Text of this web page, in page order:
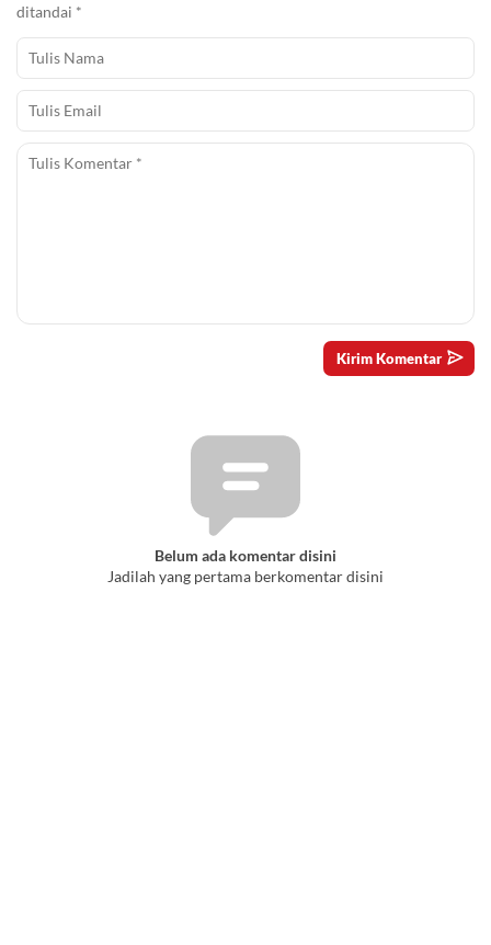
ditandai *
Belum ada komentar disini
Jadilah yang pertama berkomentar disini